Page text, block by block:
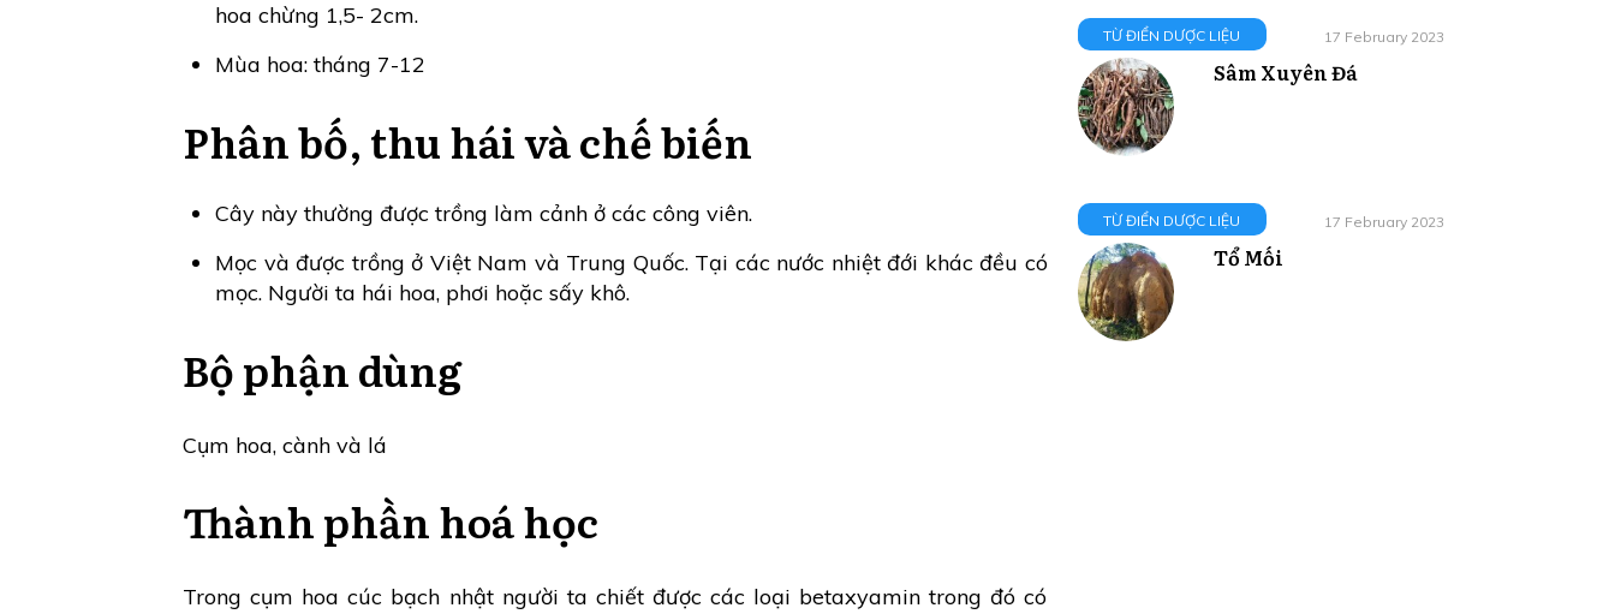
hoa chừng 1,5- 2cm.
Mùa hoa: tháng 7-12
Phân bố, thu hái và chế biến
Cây này thường được trồng làm cảnh ở các công viên.
Mọc và được trồng ở Việt Nam và Trung Quốc. Tại các nước nhiệt đới khác đều có
mọc. Người ta hái hoa, phơi hoặc sấy khô.
Bộ phận dùng
Cụm hoa, cành và lá
Thành phần hoá học
Trong cụm hoa cúc bạch nhật người ta chiết được các loại betaxyamin trong đó có
TỪ ĐIỂN DƯỢC LIỆU 17 February 2023
Sâm Xuyên Đá
TỪ ĐIỂN DƯỢC LIỆU 17 February 2023
Tổ Mối